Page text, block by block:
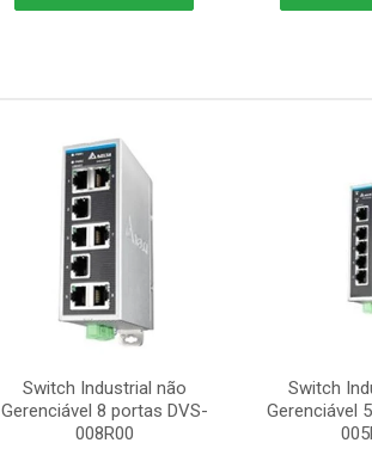
Switch Industrial não
Gerenciável 8 portas DVS-
008R00
Switch
Gerenciável